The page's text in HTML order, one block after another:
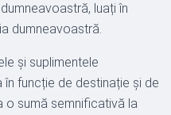
luați în
dumneavoastră.
și suplimentele
funcție de destinație și de
o sumă semnificativă la